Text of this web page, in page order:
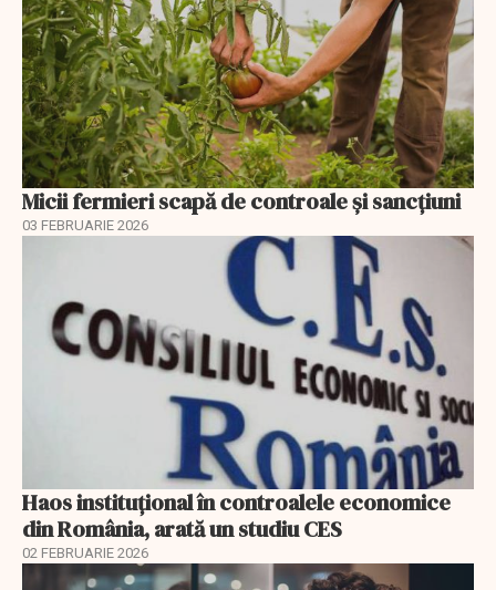
Micii fermieri scapă de controale și sancțiuni
03 FEBRUARIE 2026
Haos instituțional în controalele economice
din România, arată un studiu CES
02 FEBRUARIE 2026